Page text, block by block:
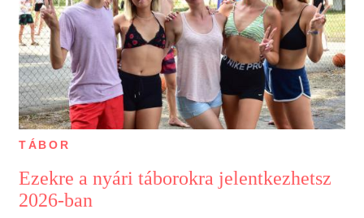
TÁBOR
Ezekre a nyári táborokra jelentkezhetsz
2026-ban